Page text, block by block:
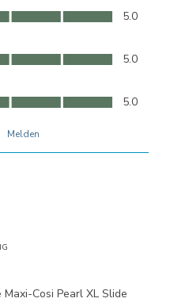
5.0
5
5.0
5.0
Melden
Cosi Pearl XL Slide